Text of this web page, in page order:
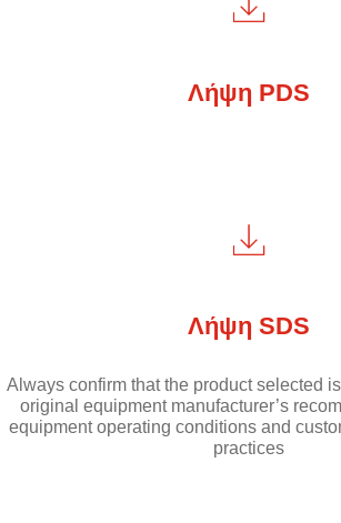
Λήψη PDS
Λήψη SDS
Always confirm that the product selected
original equipment manufacturer’s
equipment operating conditions and
practices